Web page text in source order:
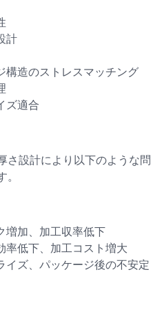
計
構造のストレスマッチング
ズ適合
さ設計により以下のような問
増加、加工収率低下
率低下、加工コスト増大
イズ、パッケージ後の不安定